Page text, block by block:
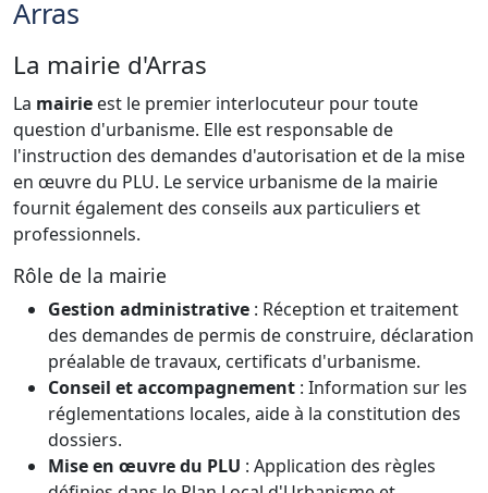
Arras
La mairie d'Arras
La mairie est le premier interlocuteur pour toute
question d'urbanisme. Elle est responsable de
l'instruction des demandes d'autorisation et de la mise
en œuvre du PLU. Le service urbanisme de la mairie
fournit également des conseils aux particuliers et
professionnels.
Rôle de la mairie
Gestion administrative : Réception et traitement
des demandes de permis de construire, déclaration
préalable de travaux, certificats d'urbanisme.
Conseil et accompagnement : Information sur les
réglementations locales, aide à la constitution des
dossiers.
Mise en œuvre du PLU : Application des règles